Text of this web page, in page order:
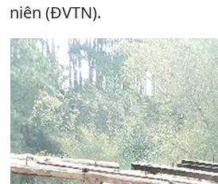
niên (ĐVTN).